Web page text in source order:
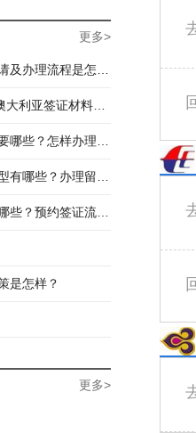
更多>
办理流程是怎样？
签证材料有哪些？
怎样办理留学签证？
留学签证有什么要求？
约签证流程是怎样？
是怎样？
更多>